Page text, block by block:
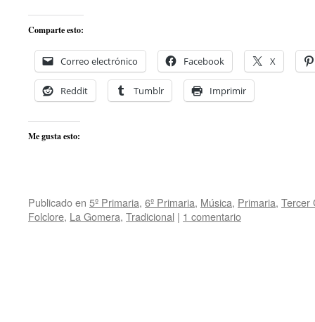
Comparte esto:
Correo electrónico Facebook X
Reddit Tumblr Imprimir
Me gusta esto:
Publicado en 5º Primaria, 6º Primaria, Música, Primaria, Tercer
Folclore, La Gomera, Tradicional | 1 comentario